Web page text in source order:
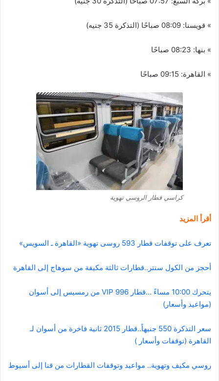
» قويسنا: 08:09 صباحًا (التذكرة 35 جنيه)
» بنها: 08:23 صباحًا
» القاهرة: 09:15 صباحًا
كراسي قطار الروسي تهوية
أقرأ المزيد
تعرف على توقفات قطار 593 روسى تهوية «القاهرة ـ السويس»
أحجز من الكول سنتر..قطارات ثالثة مكيفة من سوهاج إلى القاهرة
يتحرك 10:00 مساءً …قطار 996 VIP من رمسيس إلى أسوان
(مواعيد وأسعار)
سعر التذكرة 550 جنيهاً..قطار 2015 ثانية فاخرة من أسوان لـ
القاهرة (توقفات وأسعار )
روسي مكيف وتهوية.. مواعيد وتوقفات القطارات من قنا إلى أسيوط